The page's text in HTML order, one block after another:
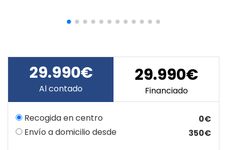
29.990€
Al contado
29.990€
Financiado
Recogida en centro
0€
Envío a domicilio desde
350€